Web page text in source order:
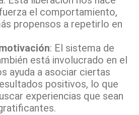
el comportamiento,
propensos a repetirlo en
: El sistema de
está involucrado en el
ayuda a asociar ciertas
positivos, lo que
experiencias que sean